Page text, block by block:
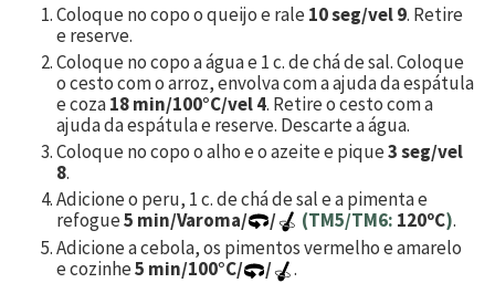
Coloque no copo o queijo e rale10 seg/vel 9. Retire
e reserve.
Coloque no copo a água e1c. de chá de sal. Coloque
o cesto com o arroz, envolva com a ajuda da espátula
e coza18 min/100°C/vel 4. Retire o cesto com a
ajuda da espátula e reserve. Descarte a água.
Coloque no copo o alho e o azeite e pique3 seg/vel
8.
Adicione o peru, 1c. de chá de sal e a pimenta e
refogue5 min/Varoma/ / (TM5/TM6: 120ºC).
Adicione a cebola, os pimentos vermelho e amarelo
e cozinhe5 min/100°C/ /
.